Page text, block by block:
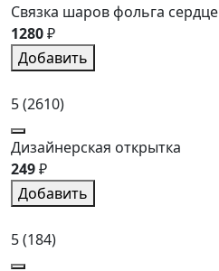
Связка шаров фольга сердце
1280₽
Добавить
5(2610)
Дизайнерская открытка
249₽
Добавить
5(184)